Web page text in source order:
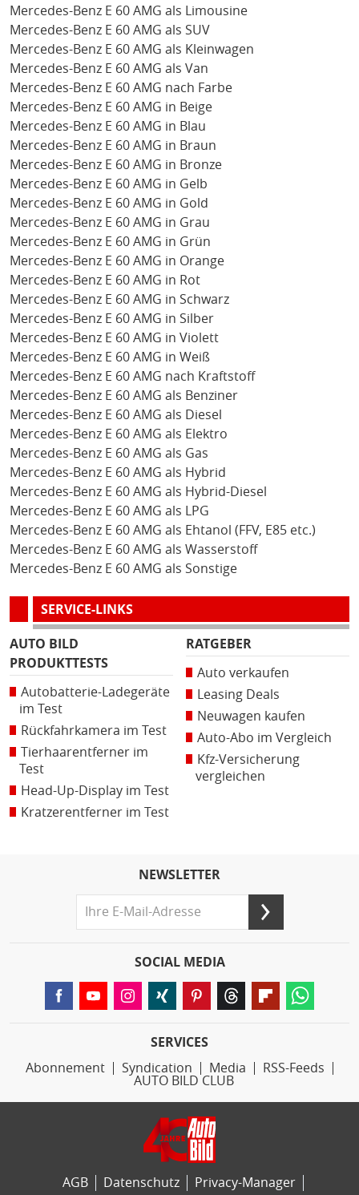
Mercedes-Benz E 60 AMG als Limousine
Mercedes-Benz E 60 AMG als SUV
Mercedes-Benz E 60 AMG als Kleinwagen
Mercedes-Benz E 60 AMG als Van
Mercedes-Benz E 60 AMG nach Farbe
Mercedes-Benz E 60 AMG in Beige
Mercedes-Benz E 60 AMG in Blau
Mercedes-Benz E 60 AMG in Braun
Mercedes-Benz E 60 AMG in Bronze
Mercedes-Benz E 60 AMG in Gelb
Mercedes-Benz E 60 AMG in Gold
Mercedes-Benz E 60 AMG in Grau
Mercedes-Benz E 60 AMG in Grün
Mercedes-Benz E 60 AMG in Orange
Mercedes-Benz E 60 AMG in Rot
Mercedes-Benz E 60 AMG in Schwarz
Mercedes-Benz E 60 AMG in Silber
Mercedes-Benz E 60 AMG in Violett
Mercedes-Benz E 60 AMG in Weiß
Mercedes-Benz E 60 AMG nach Kraftstoff
Mercedes-Benz E 60 AMG als Benziner
Mercedes-Benz E 60 AMG als Diesel
Mercedes-Benz E 60 AMG als Elektro
Mercedes-Benz E 60 AMG als Gas
Mercedes-Benz E 60 AMG als Hybrid
Mercedes-Benz E 60 AMG als Hybrid-Diesel
Mercedes-Benz E 60 AMG als LPG
Mercedes-Benz E 60 AMG als Ehtanol (FFV, E85 etc.)
Mercedes-Benz E 60 AMG als Wasserstoff
Mercedes-Benz E 60 AMG als Sonstige
SERVICE-LINKS
AUTO BILD
PRODUKTTESTS
Autobatterie-Ladegeräte
im Test
Rückfahrkamera im Test
Tierhaarentferner im
Test
Head-Up-Display im Test
Kratzerentferner im Test
RATGEBER
Auto verkaufen
Leasing Deals
Neuwagen kaufen
Auto-Abo im Vergleich
Kfz-Versicherung
vergleichen
NEWSLETTER
SOCIAL MEDIA
SERVICES
Abonnement
Syndication Media
RSS-Feeds
AUTO BILD CLUB
AGB Datenschutz Privacy-Manager